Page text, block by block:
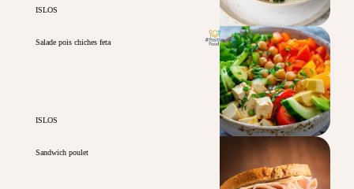
ISLOS
Salade pois chiches feta
ISLOS
Sandwich poulet